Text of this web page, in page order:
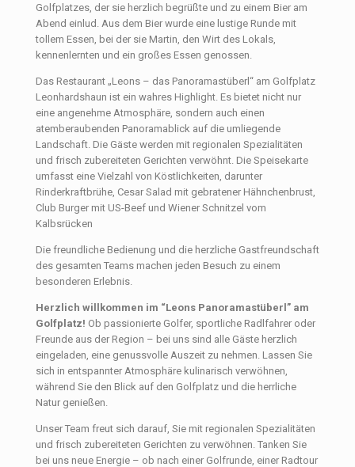
Golfplatzes, der sie herzlich begrüßte und zu einem Bier am
Abend einlud. Aus dem Bier wurde eine lustige Runde mit
tollem Essen, bei der sie Martin, den Wirt des Lokals,
kennenlernten und ein großes Essen genossen.
Das Restaurant „Leons – das Panoramastüberl“ am Golfplatz
Leonhardshaun ist ein wahres Highlight. Es bietet nicht nur
eine angenehme Atmosphäre, sondern auch einen
atemberaubenden Panoramablick auf die umliegende
Landschaft. Die Gäste werden mit regionalen Spezialitäten
und frisch zubereiteten Gerichten verwöhnt. Die Speisekarte
umfasst eine Vielzahl von Köstlichkeiten, darunter
Rinderkraftbrühe, Cesar Salad mit gebratener Hähnchenbrust,
Club Burger mit US-Beef und Wiener Schnitzel vom
Kalbsrücken
Die freundliche Bedienung und die herzliche Gastfreundschaft
des gesamten Teams machen jeden Besuch zu einem
besonderen Erlebnis.
Herzlich willkommen im “Leons Panoramastüberl” am
Golfplatz! Ob passionierte Golfer, sportliche Radlfahrer oder
Freunde aus der Region – bei uns sind alle Gäste herzlich
eingeladen, eine genussvolle Auszeit zu nehmen. Lassen Sie
sich in entspannter Atmosphäre kulinarisch verwöhnen,
während Sie den Blick auf den Golfplatz und die herrliche
Natur genießen.
Unser Team freut sich darauf, Sie mit regionalen Spezialitäten
und frisch zubereiteten Gerichten zu verwöhnen. Tanken Sie
bei uns neue Energie – ob nach einer Golfrunde, einer Radtour